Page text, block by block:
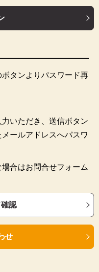
タンよりパスワード再
いただき、送信ボタン
ールアドレスへパスワ
合はお問合せフォーム
認
せ